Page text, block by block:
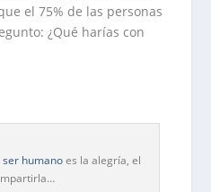
el 75% de las personas
¿Qué harías con
ser humanoes la alegría, el